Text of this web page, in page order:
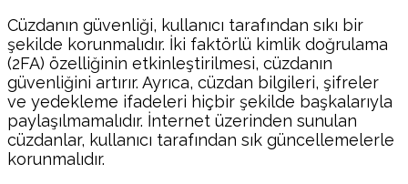
Cüzdanın güvenliği, kullanıcı tarafından sıkı bir
şekilde korunmalıdır. İki faktörlü kimlik doğrulama
(2FA) özelliğinin etkinleştirilmesi, cüzdanın
güvenliğini artırır. Ayrıca, cüzdan bilgileri, şifreler
ve yedekleme ifadeleri hiçbir şekilde başkalarıyla
paylaşılmamalıdır. İnternet üzerinden sunulan
cüzdanlar, kullanıcı tarafından sık güncellemelerle
korunmalıdır.